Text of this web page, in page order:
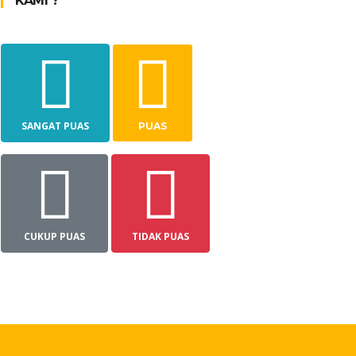
SANGAT PUAS PUAS
CUKUP PUAS TIDAK PUAS